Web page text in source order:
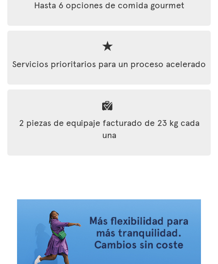
Hasta 6 opciones de comida gourmet
Servicios prioritarios para un proceso acelerado
2 piezas de equipaje facturado de 23 kg cada
una